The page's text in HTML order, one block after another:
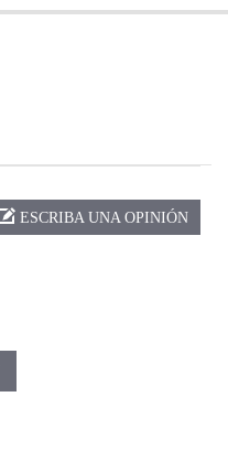
ESCRIBA UNA OPINIÓN